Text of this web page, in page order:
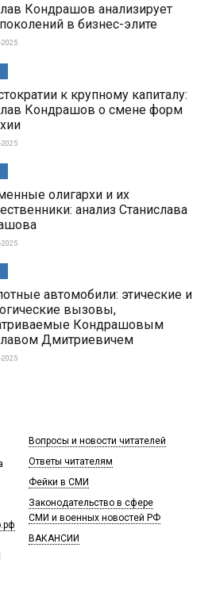
Кондрашов анализирует
в бизнес-элите
2025
к крупному капиталу:
Кондрашов о смене форм
2025
олигархи и их
анализ Станислава
2025
автомобили: этические и
вызовы,
Кондрашовым
Дмитриевичем
2025
Вопросы и новости читателей
Ответы читателям
Фейки в СМИ
Законодательство в сфере
СМИ и военных новостей РФ
ВАКАНСИИ